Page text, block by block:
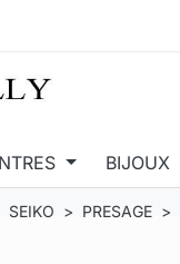
BIJOUX
SEIKO PRESAGE